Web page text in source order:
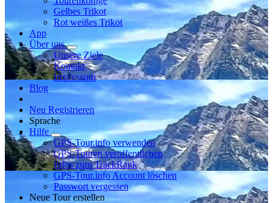
Gelbes Trikot
Rot weißes Trikot
App
Über uns
Unsere Ziele
Kontakt
Impressum
Blog
Neu Registrieren
Sprache
Hilfe
GPS-Tour.info verwenden
GPS-Touren veröffentlichen
Infos zum TrackRank
GPS-Tour.info Account löschen
Passwort vergessen
Neue Tour erstellen